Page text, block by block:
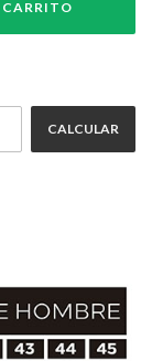
CALCULAR